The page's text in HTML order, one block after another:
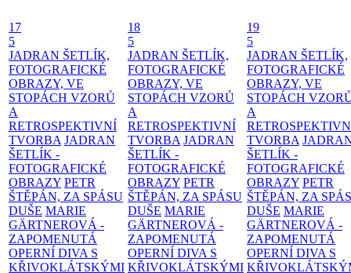
17
5
JADRAN ŠETLÍK,
FOTOGRAFICKÉ
OBRAZY, VE
STOPÁCH VZORŮ
A
RETROSPEKTIVNÍ
TVORBA JADRAN
ŠETLÍK -
FOTOGRAFICKÉ
OBRAZY PETR
ŠTĚPÁN, ZA SPÁSU
DUŠE MARIE
GÄRTNEROVÁ -
ZAPOMENUTÁ
OPERNÍ DIVA S
KŘIVOKLÁTSKÝMI
18
5
JADRAN ŠETLÍK,
FOTOGRAFICKÉ
OBRAZY, VE
STOPÁCH VZORŮ
A
RETROSPEKTIVNÍ
TVORBA JADRAN
ŠETLÍK -
FOTOGRAFICKÉ
OBRAZY PETR
ŠTĚPÁN, ZA SPÁSU
DUŠE MARIE
GÄRTNEROVÁ -
ZAPOMENUTÁ
OPERNÍ DIVA S
KŘIVOKLÁTSKÝMI
19
5
JADRAN ŠETLÍK,
FOTOGRAFICKÉ
OBRAZY, VE
STOPÁCH
A
TVORBA
ŠETLÍK -
FOTOGRAFICKÉ
OBRAZY PETR
ŠTĚPÁN, ZA
DUŠE MARIE
GÄRTNEROVÁ -
ZAPOMENUTÁ
OPERNÍ DIVA S